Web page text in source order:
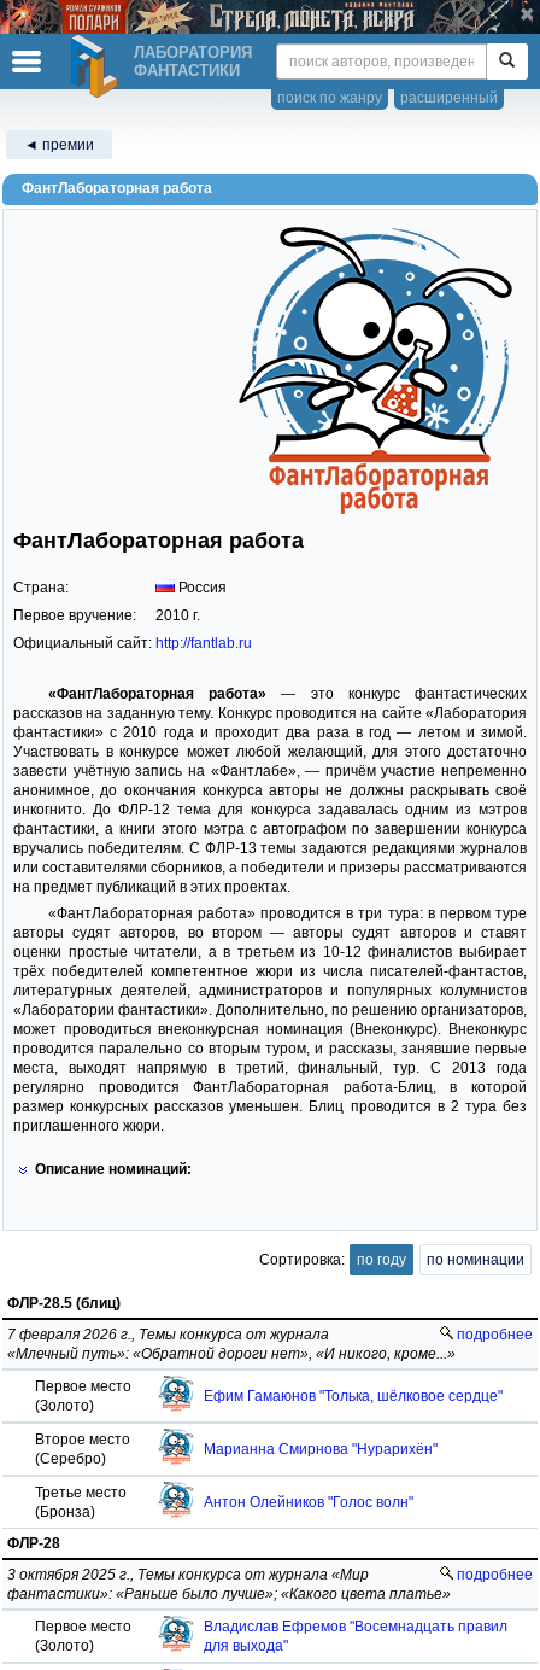
ЛАБОРАТОРИЯ
ФАНТАСТИКИ
расширенный
поиск по жанру
◄ премии
ФантЛабораторная работа
ФантЛабораторная работа
Страна:
Россия
Первое вручение:
2010 г.
Официальный сайт: http://fantlab.ru
«ФантЛабораторная работа» — это конкурс фантастических
рассказов на заданную тему. Конкурс проводится на сайте «Лаборатория
фантастики» с 2010 года и проходит два раза в год — летом и зимой.
Участвовать в конкурсе может любой желающий, для этого достаточно
завести учётную запись на «Фантлабе», — причём участие непременно
анонимное, до окончания конкурса авторы не должны раскрывать своё
инкогнито. До ФЛР-12 тема для конкурса задавалась одним из мэтров
фантастики, а книги этого мэтра с автографом по завершении конкурса
вручались победителям. С ФЛР-13 темы задаются редакциями журналов
или составителями сборников, а победители и призеры рассматриваются
на предмет публикаций в этих проектах.
«ФантЛабораторная работа» проводится в три тура: в первом туре
авторы судят авторов, во втором — авторы судят авторов и ставят
оценки простые читатели, а в третьем из 10-12 финалистов выбирает
трёх победителей компетентное жюри из числа писателей-фантастов,
литературных деятелей, администраторов и популярных колумнистов
«Лаборатории фантастики». Дополнительно, по решению организаторов,
может проводиться внеконкурсная номинация (Внеконкурс). Внеконкурс
проводится паралельно со вторым туром, и рассказы, занявшие первые
места, выходят напрямую в третий, финальный, тур. С 2013 года
регулярно проводится ФантЛабораторная работа-Блиц, в которой
размер конкурсных рассказов уменьшен. Блиц проводится в 2 тура без
приглашенного жюри.
Описание номинаций:
Сортировка: по году по номинации
ФЛР-28.5 (блиц)
подробнее
7 февраля 2026 г., Темы конкурса от журнала
«Млечный путь»: «Обратной дороги нет», «И никого, кроме...»
Первое место
(Золото)
Ефим Гамаюнов "Толька, шёлковое сердце"
Второе место
(Серебро)
Марианна Смирнова "Нурарихён"
Третье место
(Бронза)
Антон Олейников "Голос волн"
ФЛР-28
подробнее
3 октября 2025 г., Темы конкурса от журнала «Мир
фантастики»: «Раньше было лучше»; «Какого цвета платье»
Первое место
(Золото)
Владислав Ефремов "Восемнадцать правил
для выхода"